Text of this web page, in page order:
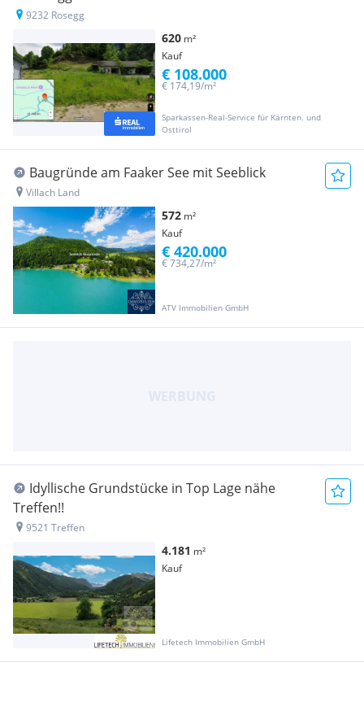
9232 Rosegg
620 m²
Kauf
Sparkassen-Real-Service für Kärnten. und
Osttirol
€ 174,19/m²
€ 108.000
Baugründe am Faaker See mit Seeblick
Villach Land
572 m²
Kauf
ATV Immobilien GmbH
€ 734,27/m²
€ 420.000
Idyllische Grundstücke in Top Lage nähe
Treffen!!
9521 Treffen
4.181 m²
Kauf
Lifetech Immobilien GmbH